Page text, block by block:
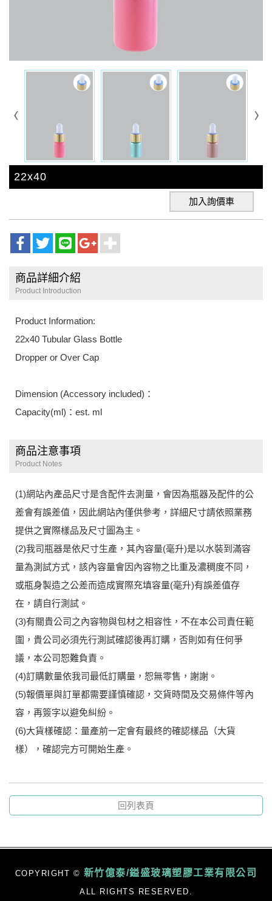
22x40
加入詢價車
商品詳細介紹
Product Introduction
Product Information:
22x40 Tubular Glass Bottle
Dropper or Over Cap
Dimension (Accessory included)：
Capacity(ml)：est. ml
商品注意事項
Product Notes
(1)網站內產品尺寸是含配件去測量，會因為瓶器及配件的公
差會有誤差值，因此網站內僅供參考，詳細尺寸請依照業務
提供之實際樣品及尺寸圖為主。
(2)我司瓶器是依尺寸生產，其內容量(毫升)是以水裝到滿容
量為測試方式，該內容量會因內容物之比重及濃稠度不同，
或瓶身製造之公差而造成實際充填容量(毫升)有誤差值存
在，請自行測試。
(3)有關貴公司之內容物與包材之相容性，不在本公司責任範
圍，貴公司必須先行測試確認後再訂購，否則如有任何爭
議，本公司恕難負責。
(4)訂購數量依我司最低訂購量，恕無零售，謝謝。
(5)報價單與訂單都需要謹慎確認，交貨時間及交易條件等內
容，再簽字以避免糾紛。
(6)大貨樣確認：量產前一定會有最終的確認樣品（大貨
樣），確認完方可開始生產。
回列表頁
COPYRIGHT © 新竹億泰/鎰盛玻璃塑膠工業有限公司
ALL RIGHTS RESERVED.